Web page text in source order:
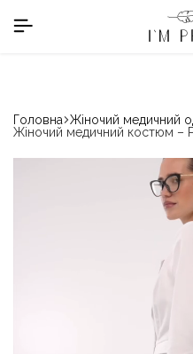
в номінації «Кращій
Головна Жіночий медичний
Жіночий медичний костюм –